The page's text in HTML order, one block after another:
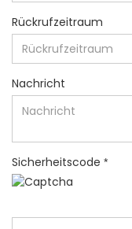
Rückrufzeitraum
Nachricht
Sicherheitscode